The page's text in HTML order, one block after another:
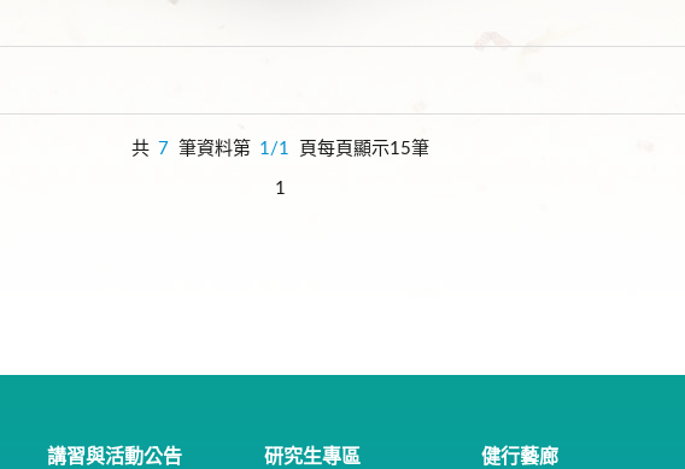
共 7 筆資料第 1/1 頁每頁顯示15筆
1
講習與活動公告 研究生專區 健行藝廊